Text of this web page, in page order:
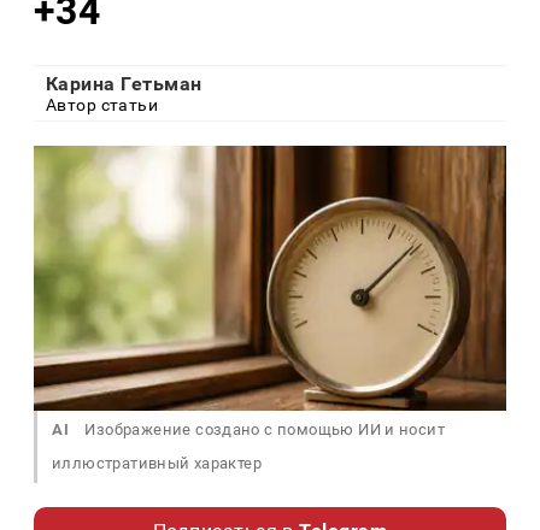
+34
Карина Гетьман
Автор статьи
AI
Изображение создано с помощью ИИ и носит
иллюстративный характер